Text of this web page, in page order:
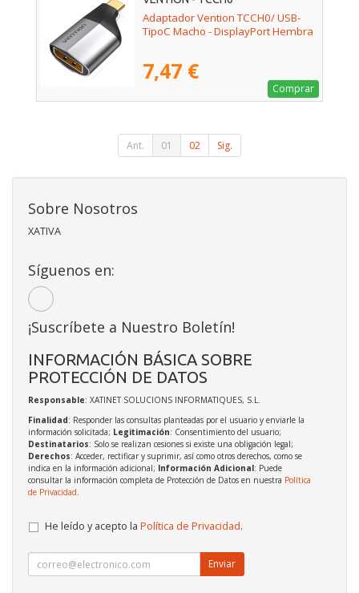
Adaptador Vention TCCH0/ USB-
TipoC Macho - DisplayPort Hembra
7,47 €
Comprar
Ant. 01 02 Sig.
Sobre Nosotros
XATIVA
Síguenos en:
¡Suscríbete a Nuestro Boletín!
INFORMACIÓN BÁSICA SOBRE
PROTECCIÓN DE DATOS
Responsable: XATINET SOLUCIONS INFORMATIQUES, S.L.
Finalidad: Responder las consultas planteadas por el usuario y enviarle la
información solicitada; Legitimación: Consentimiento del usuario;
Destinatarios: Solo se realizan cesiones si existe una obligación legal;
Derechos: Acceder, rectificar y suprimir, así como otros derechos, como se
indica en la información adicional; Información Adicional: Puede
consultar la información completa de Protección de Datos en nuestra Política
de Privacidad.
He leído y acepto la Política de Privacidad.
Enviar